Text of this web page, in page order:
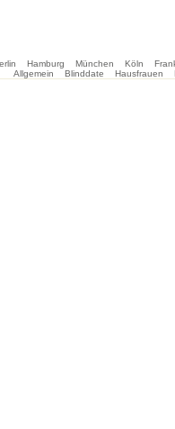
Hamburg München Köln
Allgemein
Blinddate Hausfrauen